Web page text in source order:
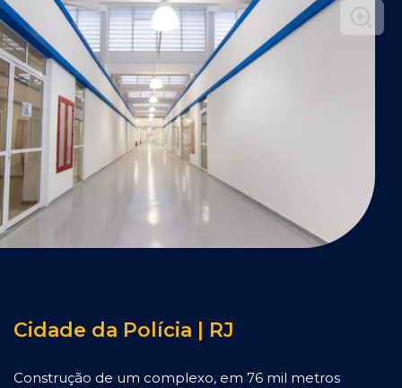
Cidade da Polícia | RJ
Construção de um complexo, em 76 mil metros